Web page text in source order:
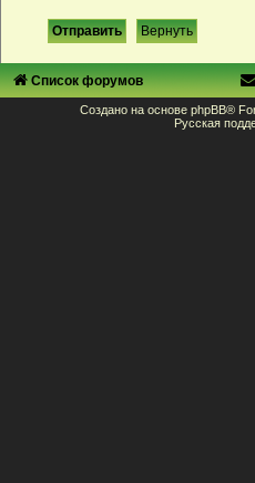
Список форумов
Создано на основе phpBB®
Русская